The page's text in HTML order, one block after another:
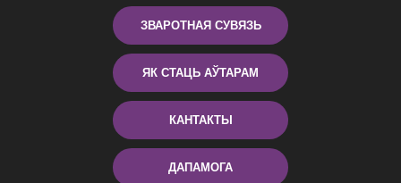
ЗВАРОТНАЯ СУВЯЗЬ
ЯК СТАЦЬ АЎТАРАМ
КАНТАКТЫ
ДАПАМОГА